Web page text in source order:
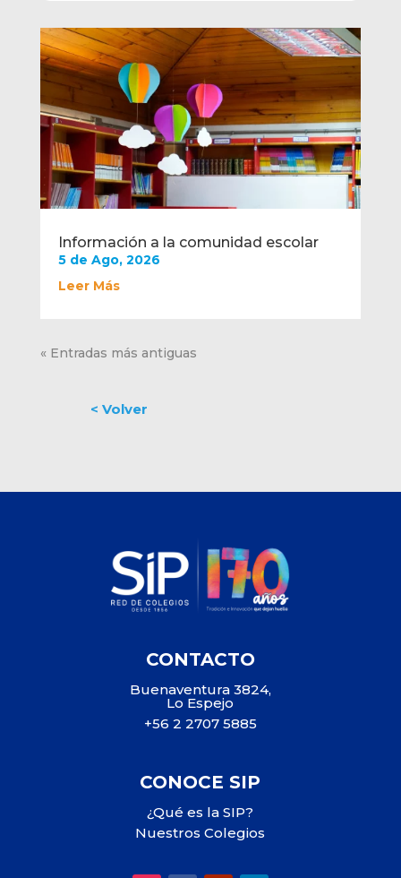
Información a la comunidad escolar
5 de Ago, 2026
Leer Más
« Entradas más antiguas
CONTACTO
Buenaventura 3824,
Lo Espejo
+56 2 2707 5885
CONOCE SIP
¿Qué es la SIP?
Nuestros Colegios